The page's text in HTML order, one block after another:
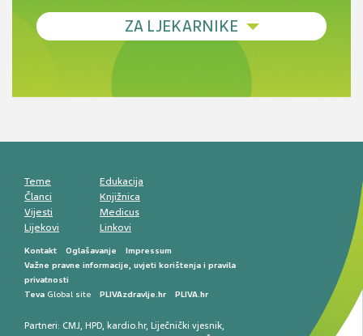
Debljina - od prevencije do personalizirane
Novi pogled na migrenu: komorbiditeti, spolne
razlike i nove terapije
smetnji do rane onkološke dijagnostike
ZA LJEKARNIKE
Antikoagulansi u ljekarničkoj praksi –
Teme
Članci
Vijesti
Lijekovi
Edukacija
Knjižnica
Medicus
Linkovi
Kontakt Oglašavanje
Impressum
Važne pravne informacije, uvjeti korištenja i pravila
privatnosti
Teva Global site PLIVAzdravlje.hr PLIVA.hr
Partneri: CMJ, HPD, kardio.hr, Liječnički vjesnik,